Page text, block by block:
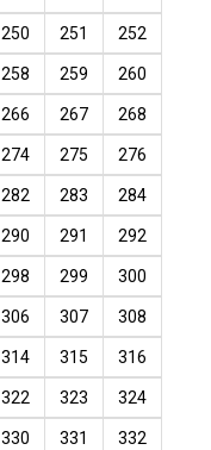
250 251 252
258 259 260
266 267 268
274 275 276
282 283 284
290 291 292
298 299 300
306 307 308
314 315 316
322 323 324
330 331 332